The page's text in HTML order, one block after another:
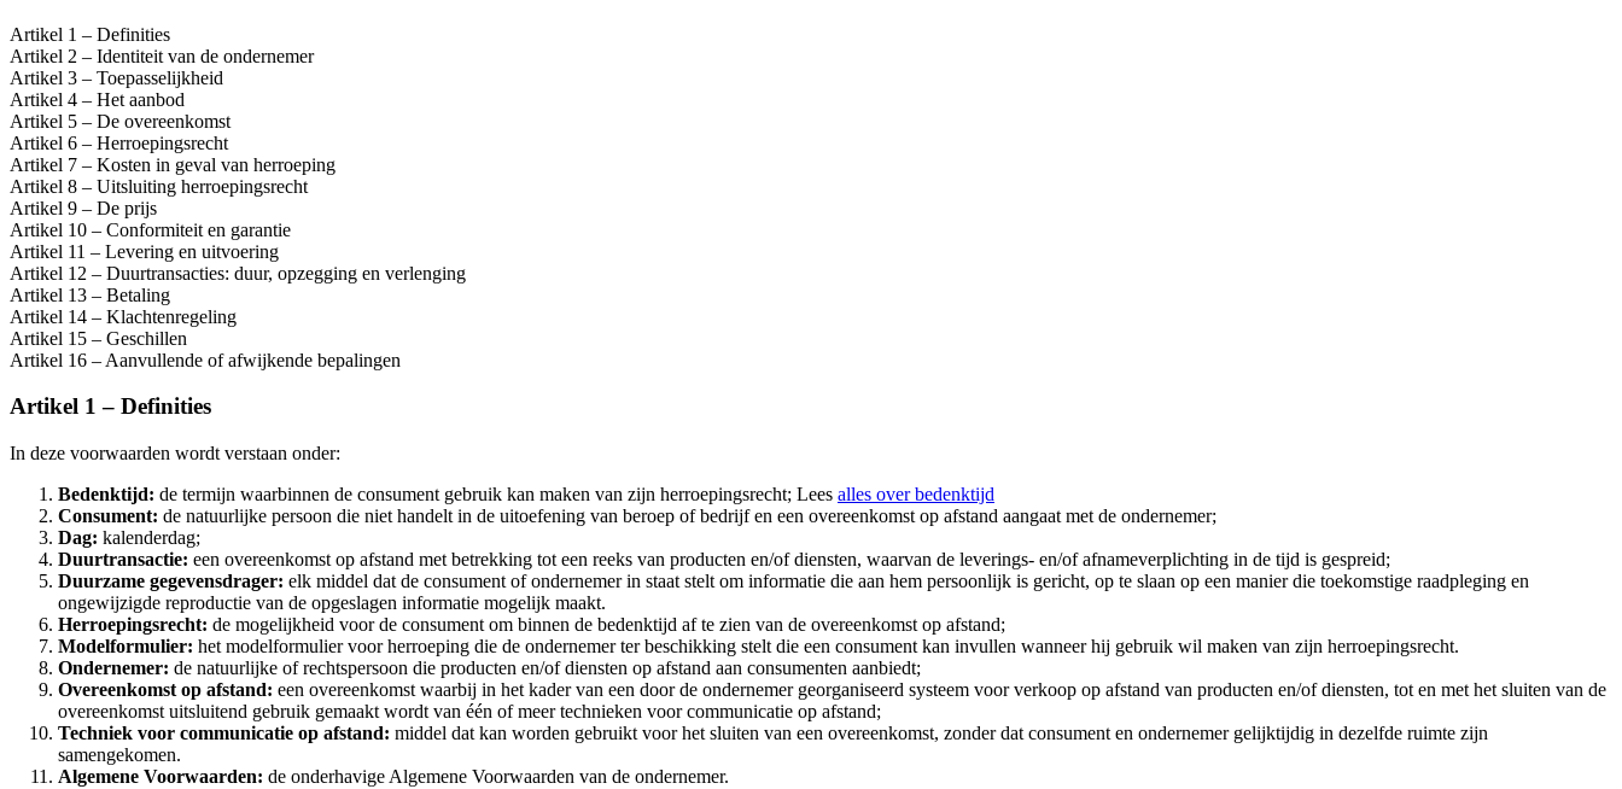
Artikel 1 – Definities
Artikel 2 – Identiteit van de ondernemer
Artikel 3 – Toepasselijkheid
Artikel 4 – Het aanbod
Artikel 5 – De overeenkomst
Artikel 6 – Herroepingsrecht
Artikel 7 – Kosten in geval van herroeping
Artikel 8 – Uitsluiting herroepingsrecht
Artikel 9 – De prijs
Artikel 10 – Conformiteit en garantie
Artikel 11 – Levering en uitvoering
Artikel 12 – Duurtransacties: duur, opzegging en verlenging
Artikel 13 – Betaling
Artikel 14 – Klachtenregeling
Artikel 15 – Geschillen
Artikel 16 – Aanvullende of afwijkende bepalingen
Artikel 1 – Definities
In deze voorwaarden wordt verstaan onder:
Bedenktijd: de termijn waarbinnen de consument gebruik kan maken van zijn herroepingsrecht; Lees alles over bedenktijd
Consument: de natuurlijke persoon die niet handelt in de uitoefening van beroep of bedrijf en een overeenkomst op afstand aangaat met de ondernemer;
Dag: kalenderdag;
Duurtransactie: een overeenkomst op afstand met betrekking tot een reeks van producten en/of diensten, waarvan de leverings- en/of afnameverplichting in de tijd is gespreid;
Duurzame gegevensdrager: elk middel dat de consument of ondernemer in staat stelt om informatie die aan hem persoonlijk is gericht, op te slaan op een manier die toekomstige raadpleging en
ongewijzigde reproductie van de opgeslagen informatie mogelijk maakt.
Herroepingsrecht: de mogelijkheid voor de consument om binnen de bedenktijd af te zien van de overeenkomst op afstand;
Modelformulier: het modelformulier voor herroeping die de ondernemer ter beschikking stelt die een consument kan invullen wanneer hij gebruik wil maken van zijn herroepingsrecht.
Ondernemer: de natuurlijke of rechtspersoon die producten en/of diensten op afstand aan consumenten aanbiedt;
Overeenkomst op afstand: een overeenkomst waarbij in het kader van een door de ondernemer georganiseerd systeem voor verkoop op afstand van producten en/of diensten, tot en met het sluiten van de
overeenkomst uitsluitend gebruik gemaakt wordt van één of meer technieken voor communicatie op afstand;
Techniek voor communicatie op afstand: middel dat kan worden gebruikt voor het sluiten van een overeenkomst, zonder dat consument en ondernemer gelijktijdig in dezelfde ruimte zijn
samengekomen.
Algemene Voorwaarden: de onderhavige Algemene Voorwaarden van de ondernemer.